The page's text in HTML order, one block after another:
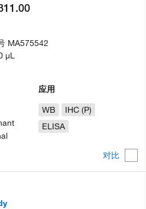
对比
应用
WB
IHC (P)
ELISA
MA575542
µL